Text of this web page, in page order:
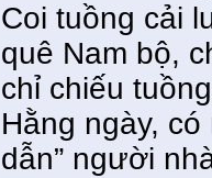
Coi tuồng cải
quê Nam bộ,
chỉ chiếu
Hằng ngày,
dẫn” người